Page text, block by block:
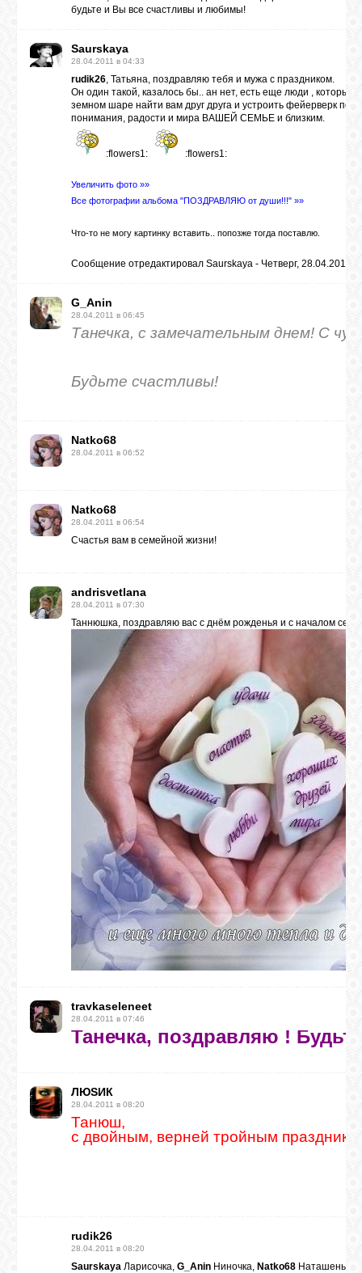
будьте и Вы все счастливы и любимы!
Saurskaya
28.04.2011 в 04:33
rudik26, Татьяна, поздравляю тебя и мужа с праздником.
Он один такой, казалось бы.. ан нет, есть еще люди ,
земном шаре найти вам друг друга и устроить фейерверк
понимания, радости и мира ВАШЕЙ СЕМЬЕ и близким.
:flowers1: :flowers1:
Увеличить фото »»
Все фотографии альбома "ПОЗДРАВЛЯЮ от души!!!" »»
Что-то не могу картинку вставить.. попозже тогда поставлю.
Сообщение отредактировал Saurskaya - Четверг, 28.04.2011,
G_Anin
28.04.2011 в 06:45
Танечка, с замечательным днем! С
Будьте счастливы!
Natko68
28.04.2011 в 06:52
Natko68
28.04.2011 в 06:54
Счастья вам в семейной жизни!
andrisvetlana
28.04.2011 в 07:30
Таннюшка, поздравляю вас с днём рожденья и с началом
travkaseleneet
28.04.2011 в 07:46
Танечка, поздравляю !
ЛЮSИК
28.04.2011 в 08:20
Танюш,
с двойным, верней тройным
rudik26
28.04.2011 в 08:20
Saurskaya Ларисочка, G_Anin Ниночка, Natko68 Наташенька,